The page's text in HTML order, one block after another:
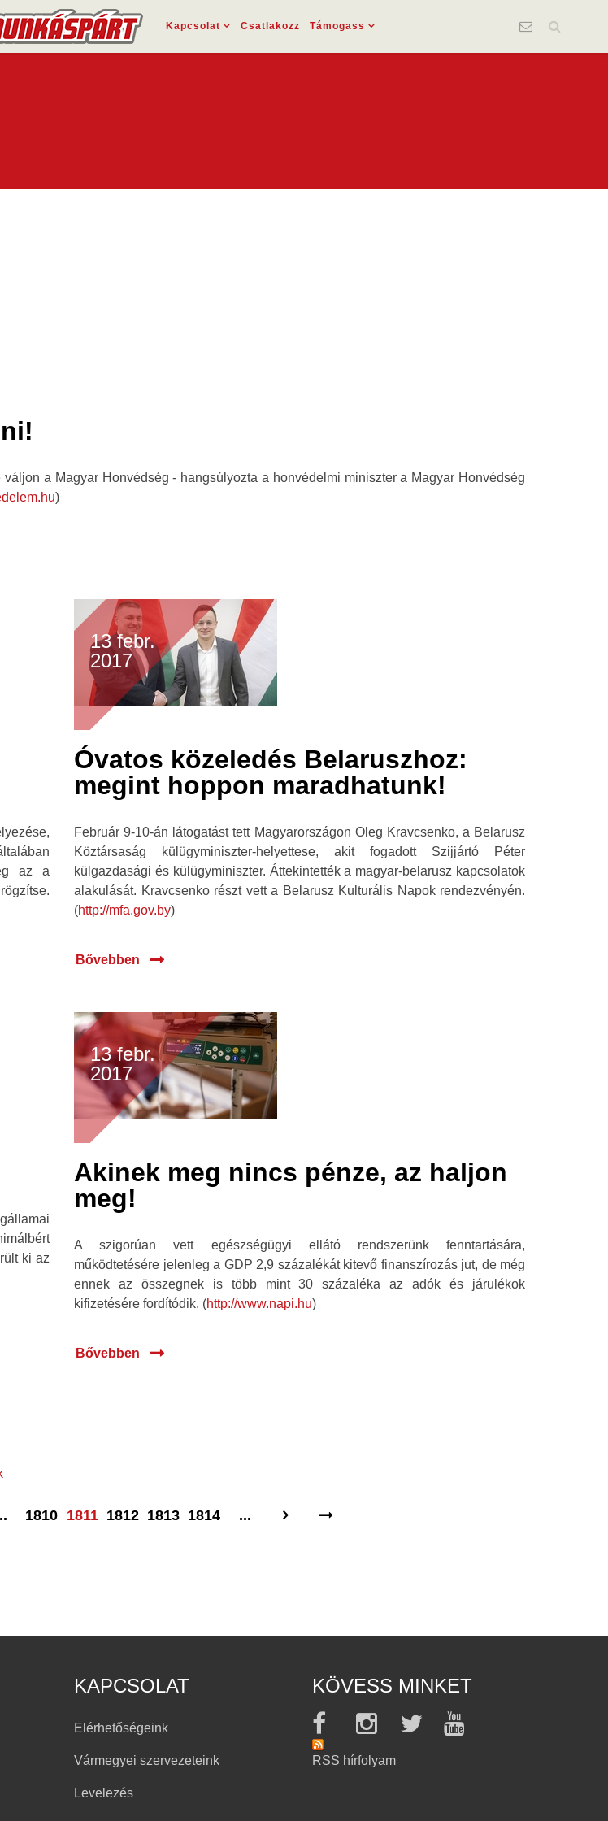
Kapcsolat Csatlakozz Támogass
a Magyar Honvédség - hangsúlyozta a honvédelmi miniszter a Magyar Honvédség
)
az a
13 febr.
2017
Óvatos közeledés Belaruszhoz:
megint hoppon maradhatunk!
Február 9-10-án látogatást tett Magyarországon Oleg Kravcsenko, a Belarusz
Köztársaság külügyminiszter-helyettese, akit fogadott Szijjártó Péter
külgazdasági és külügyminiszter. Áttekintették a magyar-belarusz kapcsolatok
alakulását. Kravcsenko részt vett a Belarusz Kulturális Napok rendezvényén.
(http://mfa.gov.by)
Bővebben
ki az
13 febr.
2017
Akinek meg nincs pénze, az haljon
meg!
A szigorúan vett egészségügyi ellátó rendszerünk fenntartására,
működtetésére jelenleg a GDP 2,9 százalékát kitevő finanszírozás jut, de még
ennek az összegnek is több mint 30 százaléka az adók és járulékok
kifizetésére fordítódik. (http://www.napi.hu)
Bővebben
1810 1811 1812 1813 1814 ...
KAPCSOLAT
Elérhetőségeink
Vármegyei szervezeteink
Levelezés
KÖVESS MINKET
RSS hírfolyam